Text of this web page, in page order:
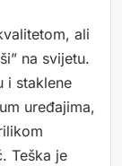
ali
na svijetu.
i staklene
uređajima,
Teška je